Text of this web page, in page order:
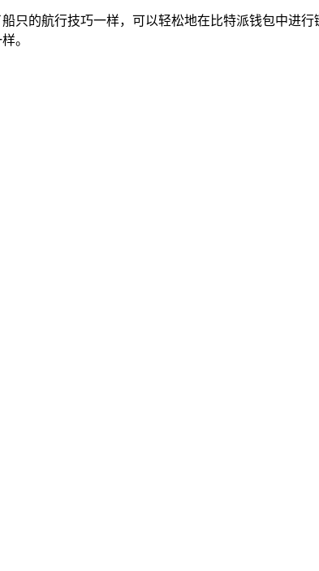
只的航行技巧一样，可以轻松地在比特派钱包中进
。